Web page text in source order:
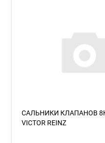
САЛЬНИКИ КЛАПАНОВ
VICTOR REINZ